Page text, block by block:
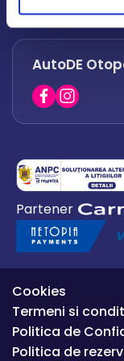
0730 063
0730 063
AutoDE
0754
Partener
Cookies
Termeni si
Politica de
Politica de